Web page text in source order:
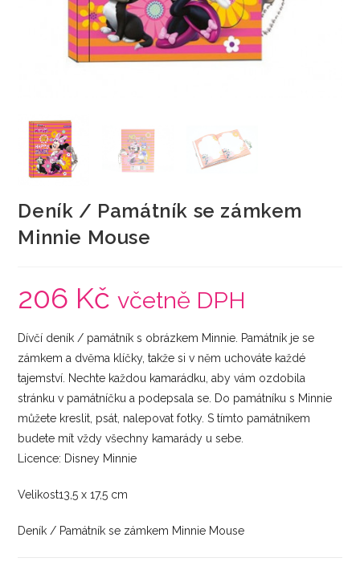
Deník / Památník se zámkem
Minnie Mouse
206 Kč včetně DPH
Dívčí deník / památník s obrázkem Minnie. Památník je se
zámkem a dvěma klíčky, takže si v něm uchováte každé
tajemství. Nechte každou kamarádku, aby vám ozdobila
stránku v památníčku a podepsala se. Do památníku s Minnie
můžete kreslit, psát, nalepovat fotky. S tímto památníkem
budete mít vždy všechny kamarády u sebe.
Licence: Disney Minnie
Velikost13,5 x 17,5 cm
Deník / Památník se zámkem Minnie Mouse